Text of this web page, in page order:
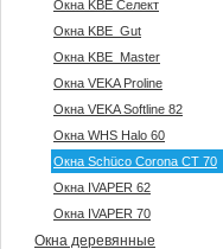
Окна KBE Селект
Окна KBE_Gut
Окна KBE_Master
Окна VEKA Proline
Окна VEKA Softline 82
Окна WHS Halo 60
Окна Sсhüco Corona CT 70
Окна IVAPER 62
Окна IVAPER 70
Окна деревянные